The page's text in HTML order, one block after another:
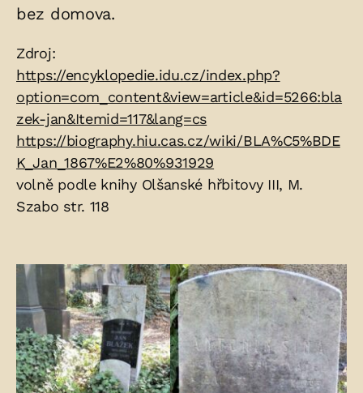
bez domova.
Zdroje:
Zdroj:
https://encyklopedie.idu.cz/index.php?
option=com_content&view=article&id=5266:bla
zek-jan&Itemid=117&lang=cs
https://biography.hiu.cas.cz/wiki/BLA%C5%BDE
K_Jan_1867%E2%80%931929
volně podle knihy Olšanské hřbitovy III, M.
Szabo str. 118
Fotogalerie: